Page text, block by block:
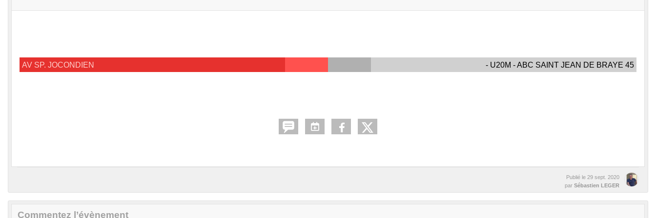
AV SP. JOCONDIEN - U20M - ABC SAINT JEAN DE BRAYE 45
Publié le 29 sept. 2020
par Sébastien LEGER
Commentez l’évènement